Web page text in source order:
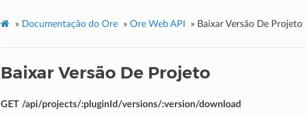
» Documentação do Ore » Ore Web API » Baixar Versão De Projeto
Baixar Versão De Projeto
GET /api/projects/:pluginId/versions/:version/download